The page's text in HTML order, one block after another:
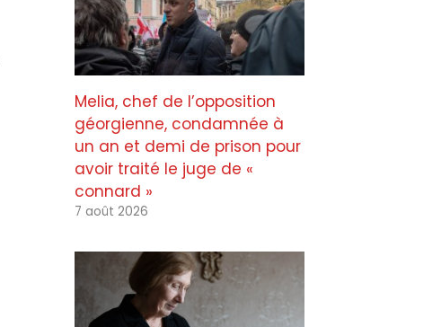
Melia, chef de l’opposition
géorgienne, condamnée à
un an et demi de prison pour
avoir traité le juge de «
connard »
7 août 2026